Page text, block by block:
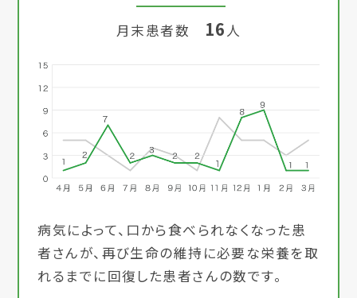
月末患者数 16 人
病気によって、口から食べられなくなった患
者さんが、再び生命の維持に必要な栄養を取
れるまでに回復した患者さんの数です。